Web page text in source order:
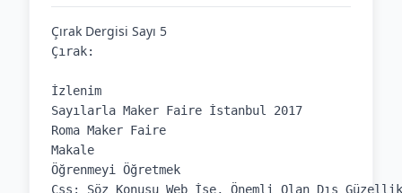
Çırak Dergisi Sayı 5
Çırak:
İzlenim
Sayılarla Maker Faire İstanbul 2017
Roma Maker Faire
Makale
Öğrenmeyi Öğretmek
Css: Söz Konusu Web İse, Önemli Olan Dış